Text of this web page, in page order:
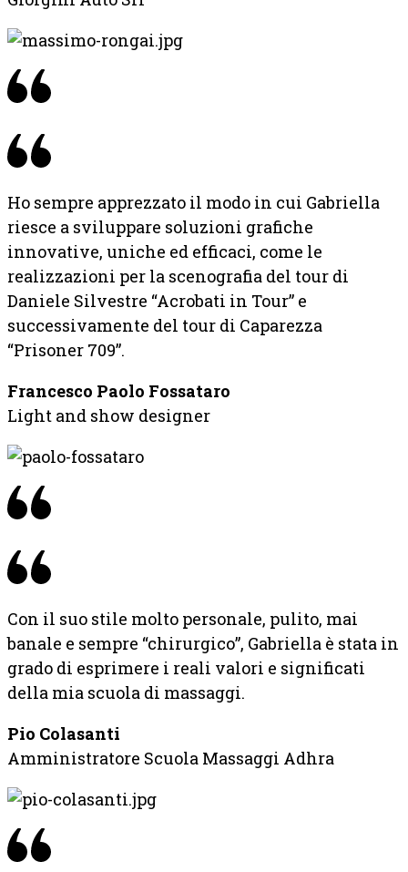
Ho sempre apprezzato il modo in cui Gabriella
riesce a sviluppare soluzioni grafiche
innovative, uniche ed efficaci, come le
realizzazioni per la scenografia del tour di
Daniele Silvestre “Acrobati in Tour” e
successivamente del tour di Caparezza
“Prisoner 709”.
Francesco Paolo Fossataro
Light and show designer
Con il suo stile molto personale, pulito, mai
banale e sempre “chirurgico”, Gabriella è stata in
grado di esprimere i reali valori e significati
della mia scuola di massaggi.
Pio Colasanti
Amministratore Scuola Massaggi Adhra